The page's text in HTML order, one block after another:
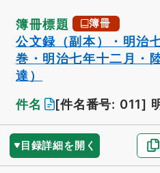
簿冊標題 簿冊
公文録（副本）・明治
巻・明治七年十二月・
達）
件名
[件名番号: 011]
目録詳細を開く